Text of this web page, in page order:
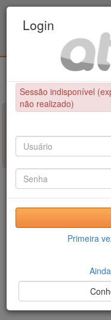
Civil / UPE
NÃO FOI POSSÍVEL
Sessão indisponível
realizado)
Login
Sessão indisponível
não realizado)
Primeira